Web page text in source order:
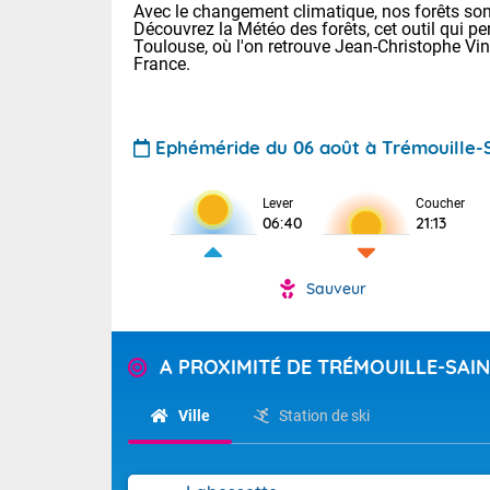
Pour la
Tendance
Avec le changement climatique, nos forêts
Découvrez la Météo des forêts, cet outil qui
Toulouse, où l'on retrouve Jean-Christophe
France.
Ephéméride du 06 août à Trémouille-
Lever
06:40
Coucher
21:13
Sauveur
A PROXIMITÉ DE TRÉMOUILLE-
Ville Station de ski
Voici les
Lyon : 32
25 Nancy :
(84). Sur le
Sur les